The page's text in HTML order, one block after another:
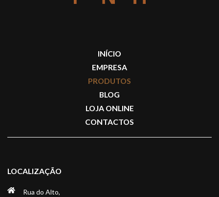
INÍCIO
EMPRESA
PRODUTOS
BLOG
LOJA ONLINE
CONTACTOS
LOCALIZAÇÃO
Rua do Alto,